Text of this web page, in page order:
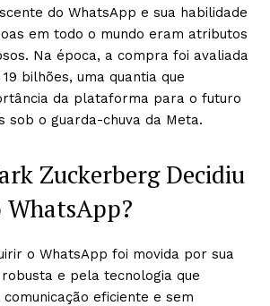
do WhatsApp e sua habilidade
em todo o mundo eram atributos
Na época, a compra foi avaliada
bilhões, uma quantia que
da plataforma para o futuro
sob o guarda-chuva da Meta.
Zuckerberg Decidiu
o WhatsApp foi movida por sua
e pela tecnologia que
eficiente e sem